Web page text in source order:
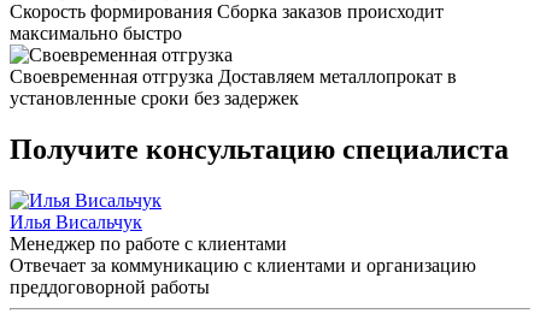
Скорость формирования Сборка заказов происходит
максимально быстро
Своевременная отгрузка Доставляем металлопрокат в
установленные сроки без задержек
Получите консультацию специалиста
Илья Висальчук
Менеджер по работе с клиентами
Отвечает за коммуникацию с клиентами и организацию
преддоговорной работы